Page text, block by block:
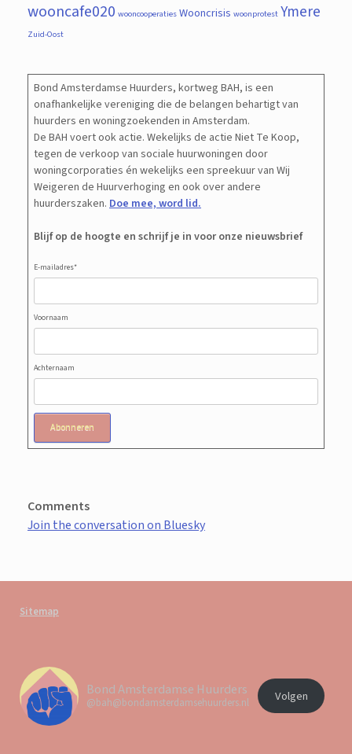
wooncafe020 wooncooperaties Wooncrisis woonprotest Ymere
Zuid-Oost
Bond Amsterdamse Huurders, kortweg BAH, is een
onafhankelijke vereniging die de belangen behartigt van
huurders en woningzoekenden in Amsterdam.
De BAH voert ook actie. Wekelijks de actie Niet Te Koop,
tegen de verkoop van sociale huurwoningen door
woningcorporaties én wekelijks een spreekuur van Wij
Weigeren de Huurverhoging en ook over andere
huurderszaken. Doe mee, word lid.
Blijf op de hoogte en schrijf je in voor onze nieuwsbrief
E-mailadres*
Voornaam
Achternaam
Abonneren
Comments
Join the conversation on Bluesky
Sitemap
Bond Amsterdamse Huurders
@bah@bondamsterdamsehuurders.nl Volgen